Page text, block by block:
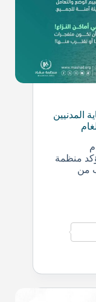
المدنيين
منظمة
من